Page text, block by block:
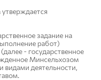
задание на
работ)
- государственное
Минсельхозом
видами деятельности,